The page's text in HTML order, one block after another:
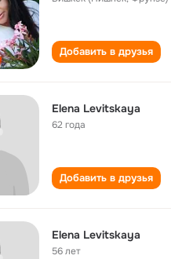
Добавить в друзья
Elena Levitskaya
62 года
Добавить в друзья
Elena Levitskaya
56 лет